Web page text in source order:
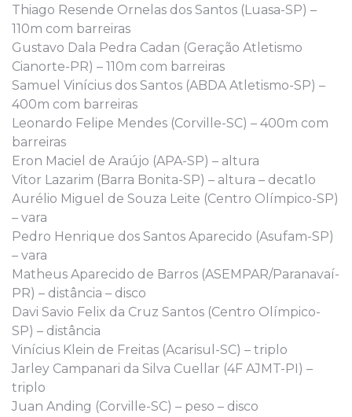
Thiago Resende Ornelas dos Santos (Luasa-SP) –
110m com barreiras
Gustavo Dala Pedra Cadan (Geração Atletismo
Cianorte-PR) – 110m com barreiras
Samuel Vinícius dos Santos (ABDA Atletismo-SP) –
400m com barreiras
Leonardo Felipe Mendes (Corville-SC) – 400m com
barreiras
Eron Maciel de Araújo (APA-SP) – altura
Vitor Lazarim (Barra Bonita-SP) – altura – decatlo
Aurélio Miguel de Souza Leite (Centro Olímpico-SP)
– vara
Pedro Henrique dos Santos Aparecido (Asufam-SP)
– vara
Matheus Aparecido de Barros (ASEMPAR/Paranavaí-
PR) – distância – disco
Davi Savio Felix da Cruz Santos (Centro Olímpico-
SP) – distância
Vinícius Klein de Freitas (Acarisul-SC) – triplo
Jarley Campanari da Silva Cuellar (4F AJMT-PI) –
triplo
Juan Anding (Corville-SC) – peso – disco